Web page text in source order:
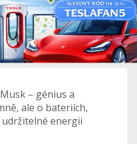
– génius a
ale o bateriích,
energii